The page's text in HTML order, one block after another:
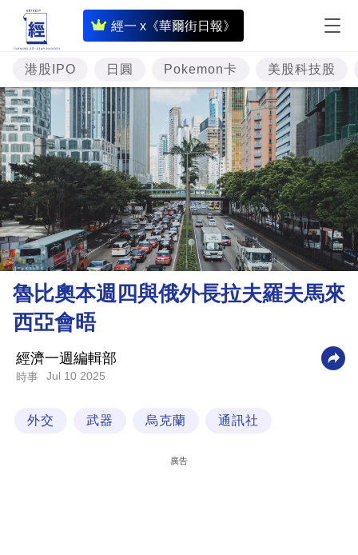
經一 x《華爾街日報》
即
時
財
經
專
題
投
資
樓
市
理
財
業
科
港股IPO 日圓 Pokemon卡 美股科技股
魯比奧本週四與俄外長拉夫羅夫馬來
西亞會晤
經濟一週編輯部
時事 Jul 10 2025
外交 武器 烏克蘭 通訊社
廣告